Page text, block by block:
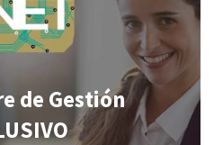
de Gestión